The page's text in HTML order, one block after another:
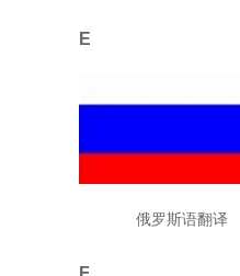
E
俄罗斯语翻译